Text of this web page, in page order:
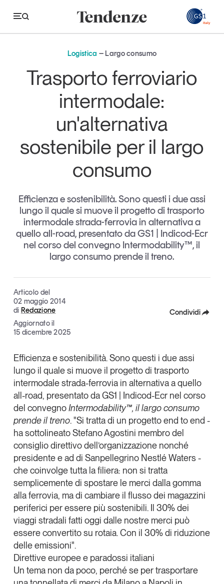
Tendenze
Economia e consumi
Innovazione
Logistica
Retail e brand
Sostenibilità
Magazine
Articoli
Opinioni
Il Numero
Interviste
Comunicati stampa
Video
Podcast
Studi e ricerche
Tutti gli studi e le ricerche
Eventi e formazione
Tutti gli appuntamenti
Chi siamo
Newsletter
Contatti
Tendenze Journal
La nostra newsletter nella tua email
Iscriviti
Logistica Largo consumo
Trasporto ferroviario
intermodale:
un'alternativa
sostenibile per il largo
consumo
Efficienza e sostenibilità. Sono questi i due assi
lungo il quale si muove il progetto di trasporto
intermodale strada-ferrovia in alternativa a
quello all-road, presentato da GS1 | Indicod-Ecr
nel corso del convegno Intermodability™, il
largo consumo prende il treno.
Articolo del
02 maggio 2014
di Redazione
Aggiornato il
15 dicembre 2025
Condividi
Linkedin
Copia Link
Efficienza e sostenibilità. Sono questi i due assi
lungo il quale si muove il progetto di trasporto
intermodale strada-ferrovia in alternativa a quello
all-road, presentato da GS1 | Indicod-Ecr nel corso
del convegnoIntermodability™, il largo consumo
prende il treno. "Si tratta di un progetto end to end -
ha sottolineatoStefano Agostini membro del
consiglio direttivo dell’organizzazione nonché
presidente e ad di Sanpellegrino Nestlé Waters -
che coinvolge tutta la filiera: non si tratta
semplicemente di spostare le merci dalla gomma
alla ferrovia, ma di cambiare il flusso dei magazzini
periferici per essere più sostenibili. Il 30% dei
viaggi stradali fatti oggi dalle nostre merci può
essere convertito su rotaia. Con il 30% di riduzione
delle emissioni".
Direttive europee e paradossi italiani
Un tema non da poco, perché se per trasportare